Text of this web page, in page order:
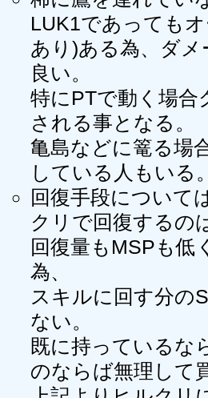
LUK1であっても
あり)ある為、ダ
良い。
特にPTで動く場合
される事となる。
亀島などに篭る場
している人もいる
回復手段について
クリで回復するの
回復量もMSPも低
為、
スキルに回す分の
ない。
既に持っているな
のならば無理して